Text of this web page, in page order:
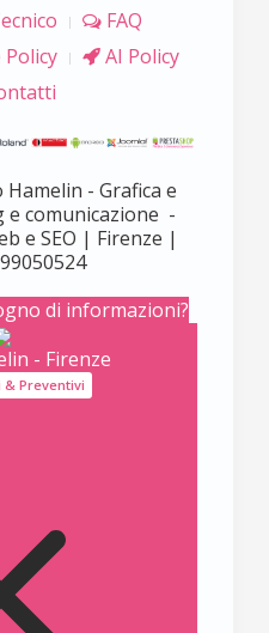
FAQ
AI Policy
- Grafica e
comunicazione -
e SEO | Firenze |
di informazioni?
- Firenze
Preventivi